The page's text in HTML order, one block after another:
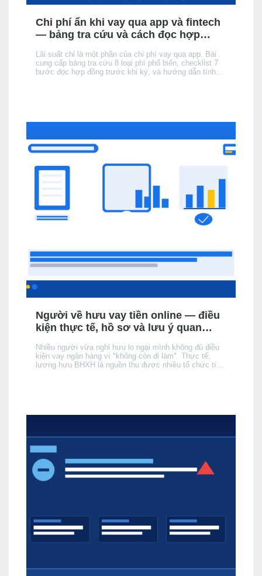
Chi phí ẩn khi vay qua app và fintech
— bảng tra cứu và cách đọc hợp
Lãi suất chỉ là một phần của chi phí vay qua app. Bài
cung cấp bảng tra cứu 8 loại phí phổ biến, checklist 7
bước đọc hợp đồng trước khi ký, và hướng dẫn tính
Người về hưu vay tiền online — điều
kiện thực tế, hồ sơ và lưu ý quan
Nhiều người vừa nghỉ hưu lo ngại mình không đủ điều
kiện vay ngân hàng vì "không còn đi làm". Thực tế,
lương hưu BHXH là nguồn thu được nhiều tổ chức tín